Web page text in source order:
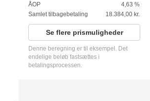
ÅOP
4,63 %
Samlet tilbagebetaling
18.384,00 kr.
Se flere prismuligheder
Denne beregning er til eksempel. Det
endelige beløb fastsættes i
betalingsprocessen.